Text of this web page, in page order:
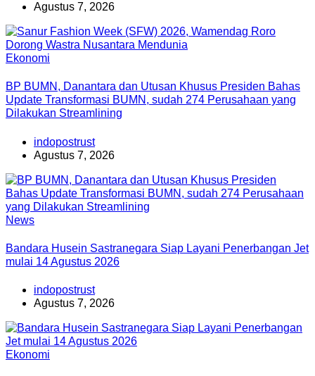
Agustus 7, 2026
Ekonomi
BP BUMN, Danantara dan Utusan Khusus Presiden Bahas
Update Transformasi BUMN, sudah 274 Perusahaan yang
Dilakukan Streamlining
indopostrust
Agustus 7, 2026
News
Bandara Husein Sastranegara Siap Layani Penerbangan Jet
mulai 14 Agustus 2026
indopostrust
Agustus 7, 2026
Ekonomi